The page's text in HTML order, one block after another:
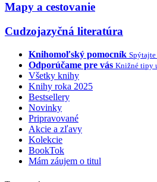
Mapy a cestovanie
Cudzojazyčná literatúra
Knihomoľský pomocník
Odporúčame pre vás Knižné tipy
Všetky knihy
Knihy roka 2025
Bestsellery
Novinky
Pripravované
Akcie a zľavy
Kolekcie
BookTok
Mám záujem o titul